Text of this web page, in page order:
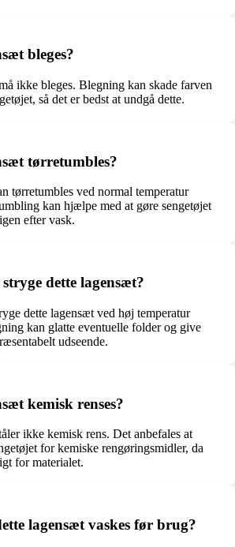
bleges?
ikke bleges. Blegning kan skade farven
så det er bedst at undgå dette.
tørretumbles?
tørretumbles ved normal temperatur
kan hjælpe med at gøre sengetøjet
efter vask.
dette lagensæt?
dette lagensæt ved høj temperatur
kan glatte eventuelle folder og give
udseende.
kemisk renses?
ikke kemisk rens. Det anbefales at
for kemiske rengøringsmidler, da
for materialet.
lagensæt vaskes før brug?